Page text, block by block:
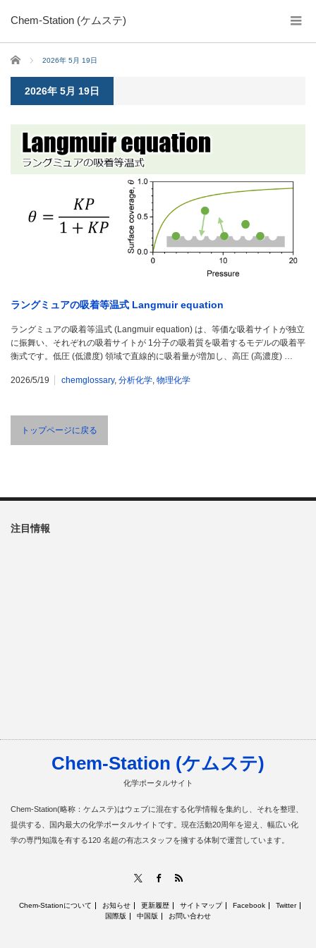
Chem-Station (ケムステ)
ホーム 2026年 5月 19日
2026年 5月 19日
ラングミュアの吸着等温式 Langmuir equation
ラングミュアの吸着等温式 (Langmuir equation) は、等価な吸着サイトが独立
に振舞い、それぞれの吸着サイトが 1分子の吸着質を吸着するモデルの吸着平
衡式です。低圧 (低濃度) 領域で直線的に吸着量が増加し、高圧 (高濃度) …
2026/5/19 chemglossary, 分析化学 物理化学
トップページに戻る
注目情報
Chem-Station (ケムステ)
化学ポータルサイト
Chem-Station(略称：ケムステ)はウェブに混在する化学情報を集約し、それを整理、
提供する、国内最大の化学ポータルサイトです。現在活動20周年を迎え、幅広い化
学の専門知識を有する120 名超の有志スタッフを擁する体制で運営しています。
Facebook
Chem-Stationについて お知らせ 更新履歴 サイトマップ Facebook
Twitter
国際版
中国版 お問い合わせ